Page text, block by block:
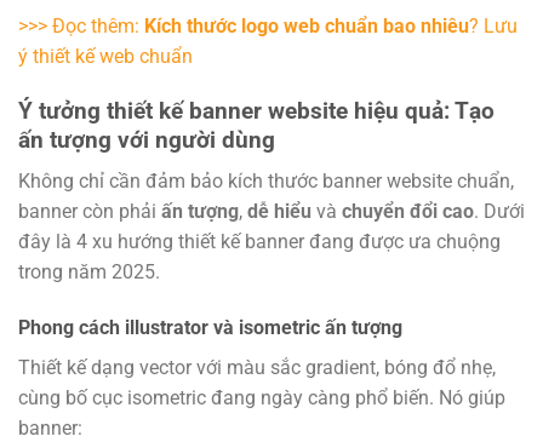
>>> Đọc thêm: Kích thước logo web chuẩn bao nhiêu? Lưu
ý thiết kế web chuẩn
Ý tưởng thiết kế banner website hiệu quả: Tạo
ấn tượng với người dùng
Không chỉ cần đảm bảo kích thước banner website chuẩn,
banner còn phải ấn tượng, dễ hiểu và chuyển đổi cao. Dưới
đây là 4 xu hướng thiết kế banner đang được ưa chuộng
trong năm 2025.
Phong cách illustrator và isometric ấn tượng
Thiết kế dạng vector với màu sắc gradient, bóng đổ nhẹ,
cùng bố cục isometric đang ngày càng phổ biến. Nó giúp
banner: